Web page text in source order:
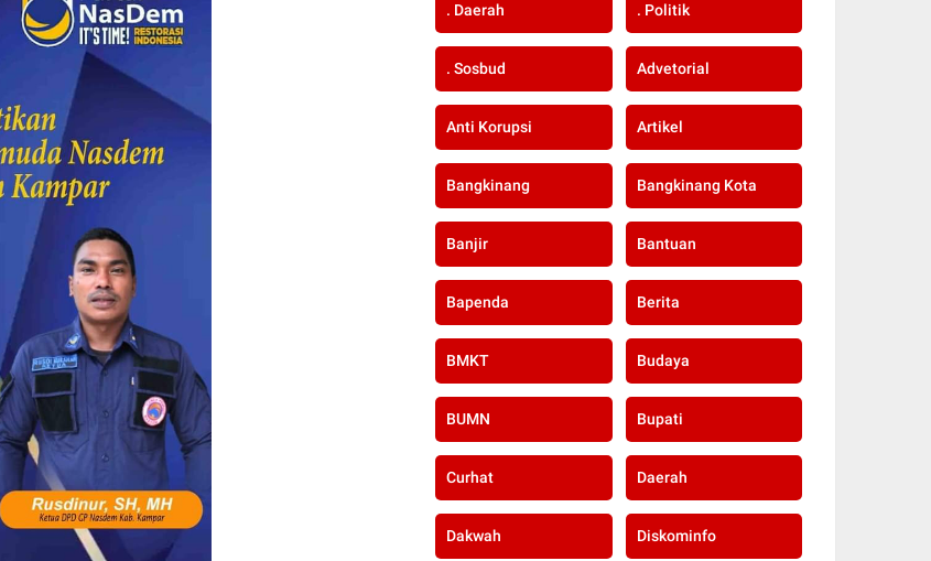
. Daerah . Politik
. Sosbud Advetorial
Anti Korupsi Artikel
Bangkinang Bangkinang Kota
Banjir Bantuan
Bapenda Berita
BMKT Budaya
BUMN Bupati
Curhat Daerah
Dakwah Diskominfo